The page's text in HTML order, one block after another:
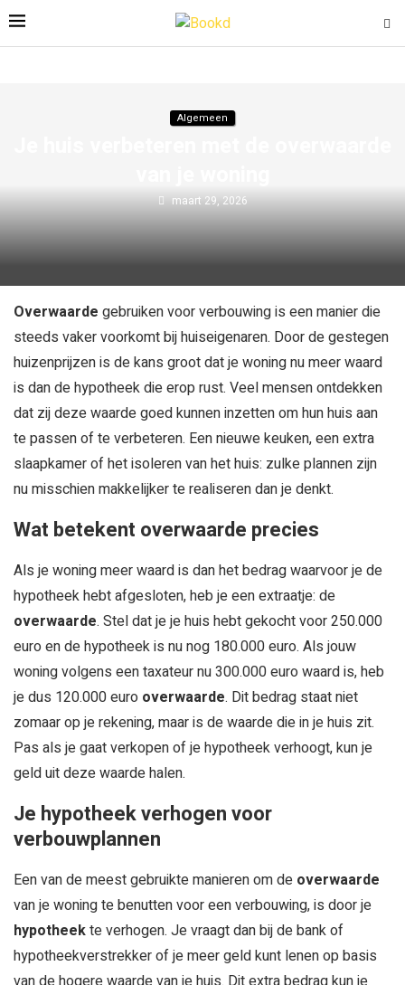
Algemeen
maart 29, 2026
Overwaarde gebruiken voor verbouwing is een manier die
steeds vaker voorkomt bij huiseigenaren. Door de gestegen
huizenprijzen is de kans groot dat je woning nu meer waard
is dan de hypotheek die erop rust. Veel mensen ontdekken
dat zij deze waarde goed kunnen inzetten om hun huis aan
te passen of te verbeteren. Een nieuwe keuken, een extra
slaapkamer of het isoleren van het huis: zulke plannen zijn
nu misschien makkelijker te realiseren dan je denkt.
Wat betekent overwaarde precies
Als je woning meer waard is dan het bedrag waarvoor je de
hypotheek hebt afgesloten, heb je een extraatje: de
overwaarde. Stel dat je je huis hebt gekocht voor 250.000
euro en de hypotheek is nu nog 180.000 euro. Als jouw
woning volgens een taxateur nu 300.000 euro waard is, heb
je dus 120.000 euro overwaarde. Dit bedrag staat niet
zomaar op je rekening, maar is de waarde die in je huis zit.
Pas als je gaat verkopen of je hypotheek verhoogt, kun je
geld uit deze waarde halen.
Je hypotheek verhogen voor
verbouwplannen
Een van de meest gebruikte manieren om de overwaarde
van je woning te benutten voor een verbouwing, is door je
hypotheekte verhogen. Je vraagt dan bij de bank of
hypotheekverstrekker of je meer geld kunt lenen op basis